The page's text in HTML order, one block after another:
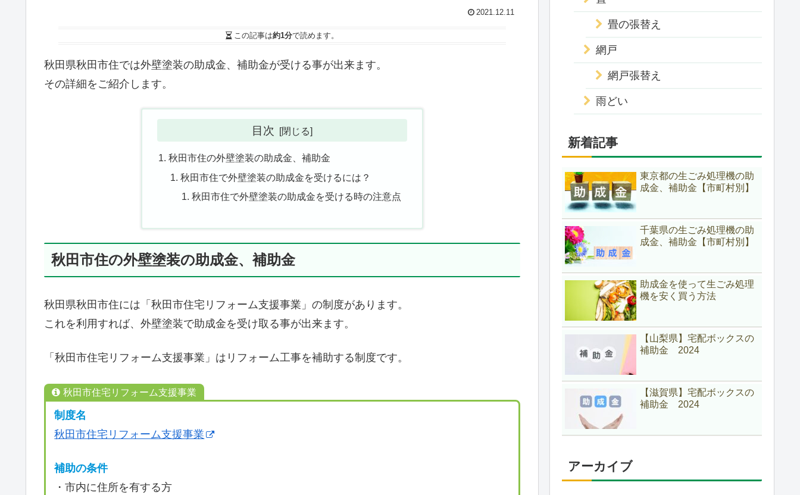
2021.12.11
この記事は約1分で読めます。
秋田県秋田市住では外壁塗装の助成金、補助金が受ける事が出来ます。
その詳細をご紹介します。
目次
秋田市住の外壁塗装の助成金、補助金
秋田市住で外壁塗装の助成金を受けるには？
秋田市住で外壁塗装の助成金を受ける時の注意点
秋田市住の外壁塗装の助成金、補助金
秋田県秋田市住には「秋田市住宅リフォーム支援事業」の制度があります。
これを利用すれば、外壁塗装で助成金を受け取る事が出来ます。
「秋田市住宅リフォーム支援事業」はリフォーム工事を補助する制度です。
秋田市住宅リフォーム支援事業
制度名
秋田市住宅リフォーム支援事業
補助の条件
・市内に住所を有する方
畳の張替え
網戸
網戸張替え
雨どい
新着記事
東京都の生ごみ処理機の助
成金、補助金【市町村別】
千葉県の生ごみ処理機の助
成金、補助金【市町村別】
助成金を使って生ごみ処理
機を安く買う方法
【山梨県】宅配ボックスの
補助金 2024
【滋賀県】宅配ボックスの
補助金 2024
アーカイブ